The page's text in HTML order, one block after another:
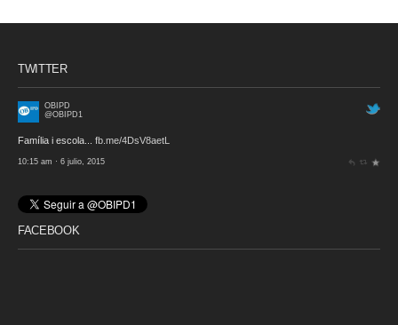
TWITTER
OBIPD
@OBIPD1
Família i escola... fb.me/4DsV8aetL
10:15 am · 6 julio, 2015
FACEBOOK